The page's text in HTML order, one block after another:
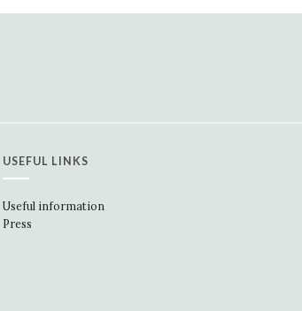
USEFUL LINKS
Useful information
Press